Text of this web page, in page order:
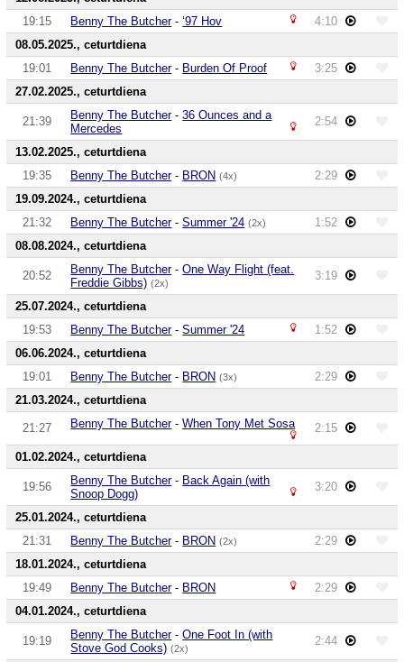
19:15
Benny The Butcher-‘97 Hov
4:10
08.05.2025., ceturtdiena
19:01
Benny The Butcher- Burden Of Proof
3:25
27.02.2025., ceturtdiena
21:39 Benny The Butcher-36 Ounces and a
Mercedes
2:54
13.02.2025., ceturtdiena
19:35
Benny The Butcher- BRON (4x)
2:29
19.09.2024., ceturtdiena
21:32
Benny The Butcher-Summer '24 (2x)
1:52
08.08.2024., ceturtdiena
20:52 Benny The Butcher-One Way Flight (feat.
Freddie Gibbs) (2x)
3:19
25.07.2024., ceturtdiena
19:53
Benny The Butcher-Summer '24
1:52
06.06.2024., ceturtdiena
19:01
Benny The Butcher- BRON (3x)
2:29
21.03.2024., ceturtdiena
21:27 Benny The Butcher-When Tony Met Sosa 2:15
01.02.2024., ceturtdiena
19:56 Benny The Butcher- Back Again (with
Snoop Dogg)
3:20
25.01.2024., ceturtdiena
21:31
Benny The Butcher- BRON (2x)
2:29
18.01.2024., ceturtdiena
19:49
Benny The Butcher- BRON
2:29
04.01.2024., ceturtdiena
19:19 Benny The Butcher-One Foot In (with
Stove God Cooks) (2x)
2:44